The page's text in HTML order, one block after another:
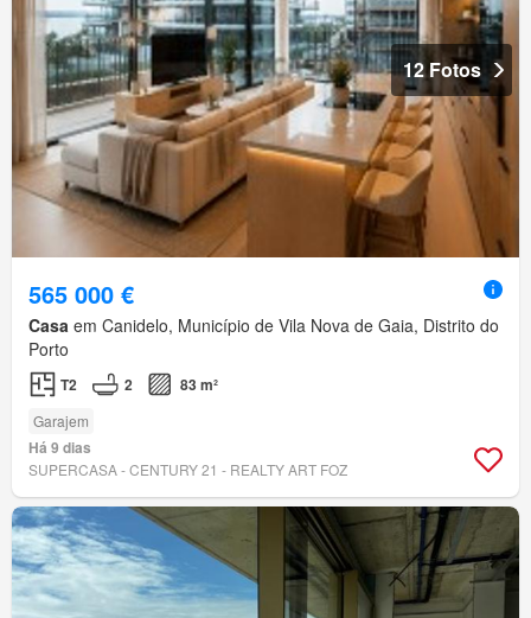
12 Fotos
565 000 €
Casa em Canidelo, Município de Vila Nova de Gaia, Distrito do
Porto
T2 2 83 m²
Garajem
Há 9 dias
SUPERCASA - CENTURY 21 - REALTY ART FOZ